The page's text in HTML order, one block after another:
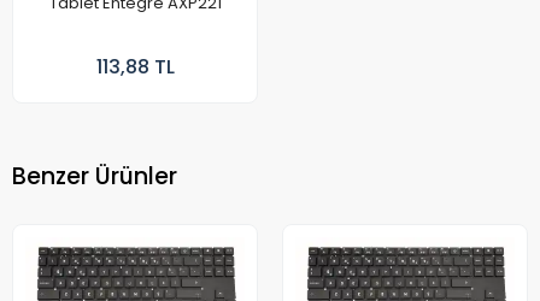
113,88 TL
Benzer Ürünler